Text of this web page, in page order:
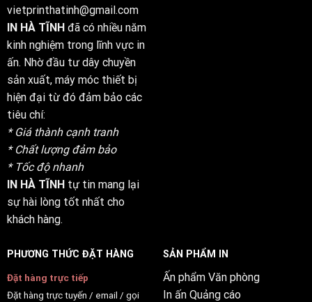
vietprinthatinh@gmail.com
IN HÀ TĨNH đã có nhiều năm
kinh nghiệm trong lĩnh vực in
ấn. Nhờ đầu tư dây chuyền
sản xuất, máy móc thiết bị
hiện đại từ đó đảm bảo các
tiêu chí:
* Giá thành cạnh tranh
* Chất lượng đảm bảo
* Tốc độ nhanh
IN HÀ TĨNHtự tin mang lại
sự hài lòng tốt nhất cho
khách hàng.
PHƯƠNG THỨC ĐẶT HÀNG
Đặt hàng trực tiếp
Đặt hàng trực tuyến / email / gọi
SẢN PHẨM IN
Ấn phẩm Văn phòng
In ấn Quảng cáo